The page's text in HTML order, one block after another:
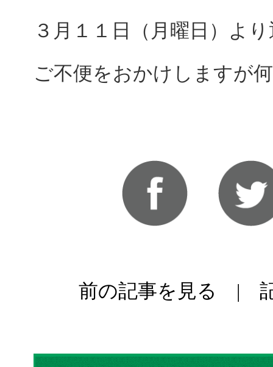
３月１１日（月曜日）よ
ご不便をおかけしますが
前の記事を見る |